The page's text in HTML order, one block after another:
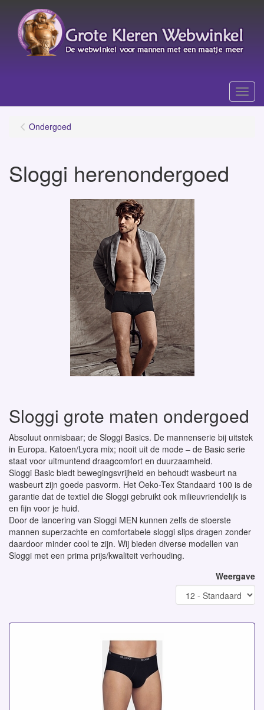
Menu
Ondergoed
Sloggi herenondergoed
Sloggi grote maten ondergoed
Absoluut onmisbaar; de Sloggi Basics. De mannenserie bij uitstek
in Europa. Katoen/Lycra mix; nooit uit de mode – de Basic serie
staat voor uitmuntend draagcomfort en duurzaamheid.
Sloggi Basic biedt bewegingsvrijheid en behoudt wasbeurt na
wasbeurt zijn goede pasvorm. Het Oeko-Tex Standaard 100 is de
garantie dat de textiel die Sloggi gebruikt ook milieuvriendelijk is
en fijn voor je huid.
Door de lancering van Sloggi MEN kunnen zelfs de stoerste
mannen superzachte en comfortabele sloggi slips dragen zonder
daardoor minder cool te zijn. Wij bieden diverse modellen van
Sloggi met een prima prijs/kwaliteit verhouding.
Weergave